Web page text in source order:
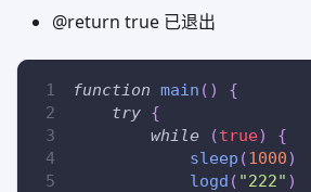
@return true 已退出
function main ( )
{
try {
while
(true)
{
sleep (1000)
logd ( "222" )